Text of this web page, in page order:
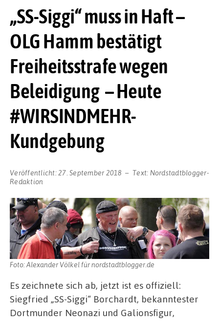
„SS-Siggi“ muss in Haft –
OLG Hamm bestätigt
Freiheitsstrafe wegen
Beleidigung – Heute
#WIRSINDMEHR-
Kundgebung
Veröffentlicht: 27. September 2018 Text: Nordstadtblogger-
Redaktion
Foto: Alexander Völkel für nordstadtblogger.de
Es zeichnete sich ab, jetzt ist es offiziell:
Siegfried „SS-Siggi“ Borchardt, bekanntester
Dortmunder Neonazi und Galionsfigur,